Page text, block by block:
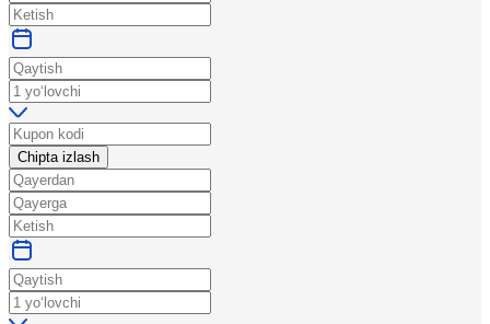
Chipta izlash